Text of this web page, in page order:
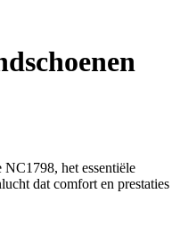
het essentiële
dat comfort en prestaties